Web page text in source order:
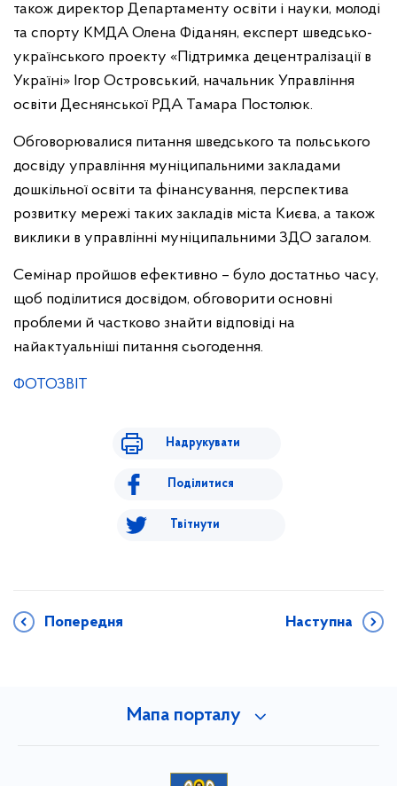
також директор Департаменту освіти і науки, молоді
та спорту КМДА Олена Фіданян, експерт шведсько-
українського проекту «Підтримка децентралізації в
Україні» Ігор Островський, начальник Управління
освіти Деснянської РДА Тамара Постолюк.
Обговорювалися питання шведського та польського
досвіду управління муніципальними закладами
дошкільної освіти та фінансування, перспектива
розвитку мережі таких закладів міста Києва, а також
виклики в управлінні муніципальними ЗДО загалом.
Семінар пройшов ефективно – було достатньо часу,
щоб поділитися досвідом, обговорити основні
проблеми й частково знайти відповіді на
найактуальніші питання сьогодення.
ФОТОЗВІТ
Надрукувати
Поділитися
Твітнути
Попередня Наступна
Мапа порталу